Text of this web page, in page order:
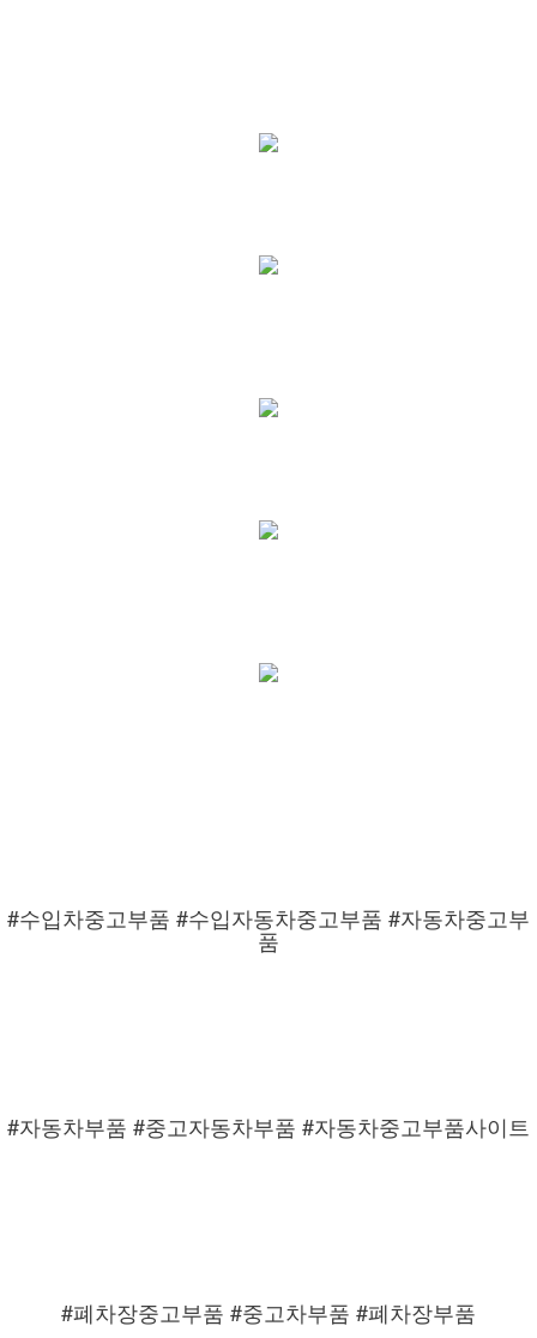
#수입차중고부품 #수입자동차중고부품 #자동차중고부
품
#자동차부품 #중고자동차부품 #자동차중고부품사이트
#폐차장중고부품 #중고차부품 #폐차장부품